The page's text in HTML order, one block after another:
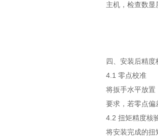
主机，检查数
四、安装后精度
4.1 零点校准
将扳手水平放置
要求，若零点偏
4.2 扭矩精度核
将安装完成的扭